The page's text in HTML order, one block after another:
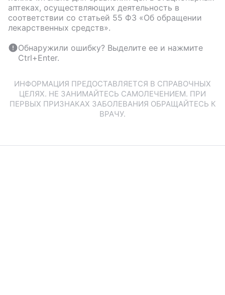
аптеках, осуществляющих деятельность в
соответствии со статьей 55 ФЗ «Об обращении
лекарственных средств».
Обнаружили ошибку? Выделите ее и нажмите
Ctrl+Enter.
ИНФОРМАЦИЯ ПРЕДОСТАВЛЯЕТСЯ В СПРАВОЧНЫХ
ЦЕЛЯХ. НЕ ЗАНИМАЙТЕСЬ САМОЛЕЧЕНИЕМ. ПРИ
ПЕРВЫХ ПРИЗНАКАХ ЗАБОЛЕВАНИЯ ОБРАЩАЙТЕСЬ К
ВРАЧУ.